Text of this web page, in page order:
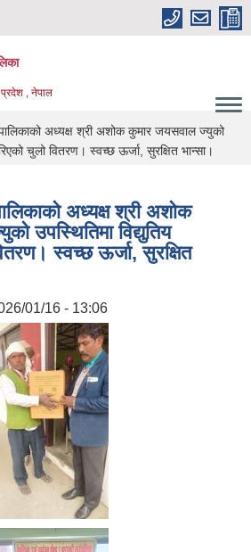
प्रदेश , नेपाल
अध्यक्ष श्री अशोक कुमार जयसवाल ज्युको
चुलो वितरण। स्वच्छ ऊर्जा, सुरक्षित भान्सा।
अध्यक्ष श्री अशोक
उपस्थितिमा विद्युतिय
स्वच्छ ऊर्जा, सुरक्षित
01/16 - 13:06